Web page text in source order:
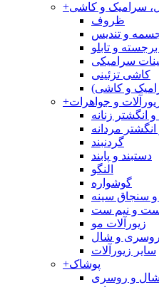
+سرامیک و کاشی
ظروف
و تندیس
و تابلو
سرامیکی
کاشی تزئینی
و کاشی)
+و جواهرات
انگشتر زنانه
مردانه
گردنبند
دستبند و پابند
النگو
گوشواره
سنجاق سینه
و نیم ست
زیورآلات مو
روسری و شال
سایر زیورآلات
+پوشاک
شال و روسری